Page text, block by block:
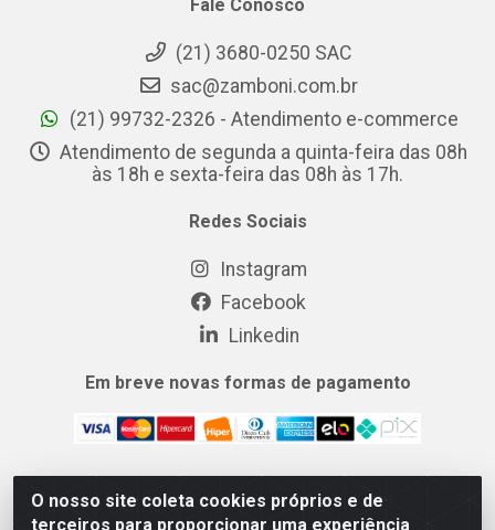
O nosso site coleta cookies próprios e de
terceiros para proporcionar uma experiência
Fale Conosco
(21) 3680-0250 SAC
sac@zamboni.com.br
(21) 99732-2326 - Atendimento e-commerce
Atendimento de segunda a quinta-feira das 08h
às 18h e sexta-feira das 08h às 17h.
Redes Sociais
Instagram
Facebook
Linkedin
Em breve novas formas de pagamento
MIX CERTO DISTRIBUIDORA DE COSMÉTICOS ALIMENTOS E